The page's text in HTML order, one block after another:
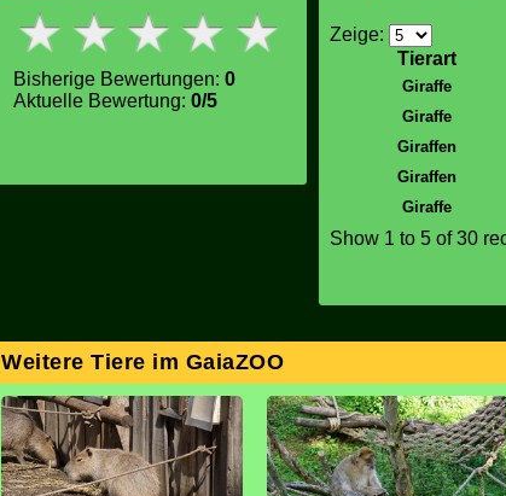
Bisherige Bewertungen: 0
Aktuelle Bewertung: 0/5
Zeige:
Tierart
Giraffe
Giraffe
Giraffen
Giraffen
Giraffe
Show 1 to 5of 30
Weitere Tiere im GaiaZOO